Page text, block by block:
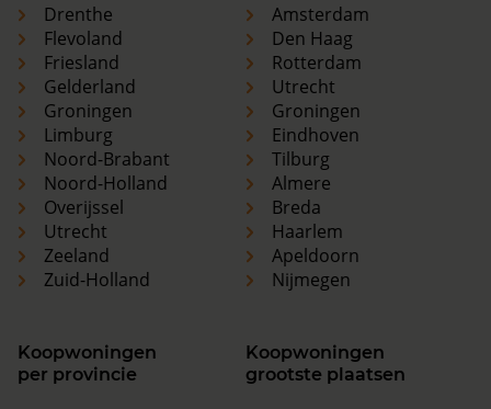
Drenthe
Flevoland
Friesland
Gelderland
Groningen
Limburg
Noord-Brabant
Noord-Holland
Overijssel
Utrecht
Zeeland
Zuid-Holland
Amsterdam
Den Haag
Rotterdam
Utrecht
Groningen
Eindhoven
Tilburg
Almere
Breda
Haarlem
Apeldoorn
Nijmegen
Koopwoningen
per provincie
Koopwoningen
grootste plaatsen